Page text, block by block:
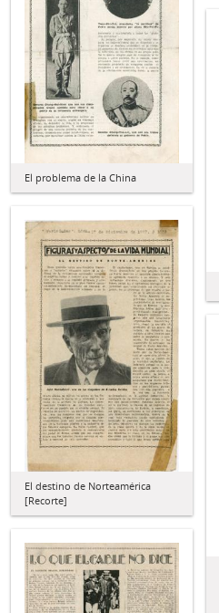
El problema de la China
El destino de Norteamérica
[Recorte]